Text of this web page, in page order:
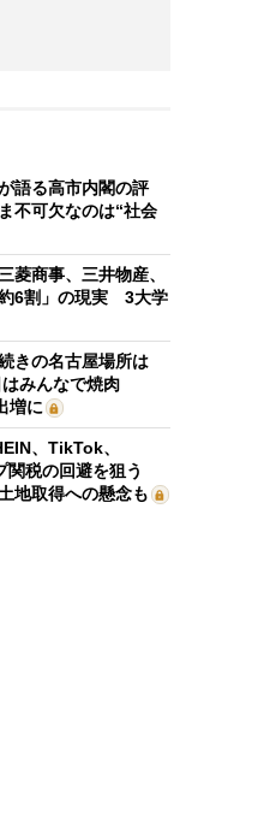
語る高市内閣の評
不可欠なのは“社会
菱商事、三井物産、
6割」の現実 3大学
きの名古屋場所は
みんなで焼肉
増に
、TikTok、
関税の回避を狙う
地取得への懸念も